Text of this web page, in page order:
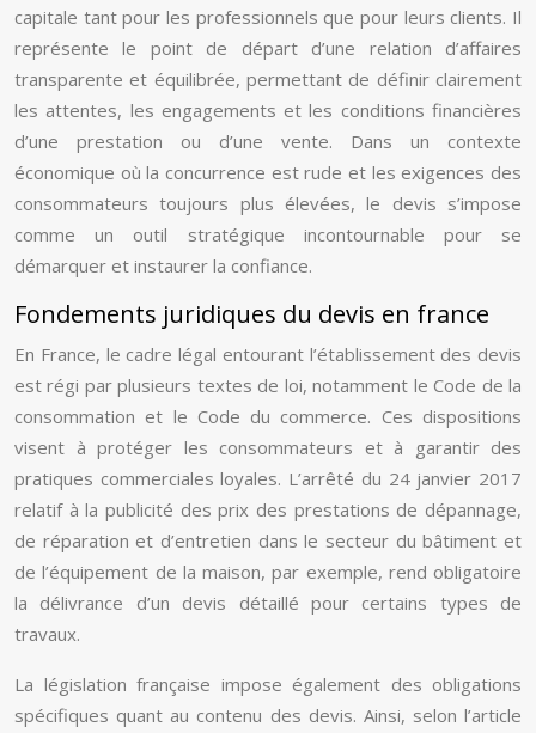
capitale tant pour les professionnels que pour leurs clients. Il
représente le point de départ d’une relation d’affaires
transparente et équilibrée, permettant de définir clairement
les attentes, les engagements et les conditions financières
d’une prestation ou d’une vente. Dans un contexte
économique où la concurrence est rude et les exigences des
consommateurs toujours plus élevées, le devis s’impose
comme un outil stratégique incontournable pour se
démarquer et instaurer la confiance.
Fondements juridiques du devis en france
En France, le cadre légal entourant l’établissement des devis
est régi par plusieurs textes de loi, notamment le Code de la
consommation et le Code du commerce. Ces dispositions
visent à protéger les consommateurs et à garantir des
pratiques commerciales loyales. L’arrêté du 24 janvier 2017
relatif à la publicité des prix des prestations de dépannage,
de réparation et d’entretien dans le secteur du bâtiment et
de l’équipement de la maison, par exemple, rend obligatoire
la délivrance d’un devis détaillé pour certains types de
travaux.
La législation française impose également des obligations
spécifiques quant au contenu des devis. Ainsi, selon l’article